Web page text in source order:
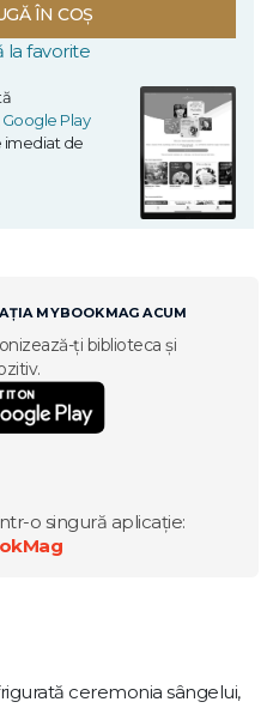
ÎN COȘ
la favorite
Google Play
imediat de
MYBOOKMAG ACUM
ți biblioteca și
o singură aplicație:
ceremonia sângelui,